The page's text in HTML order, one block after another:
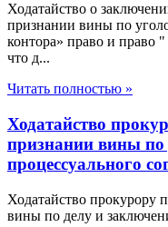
Ходатайство о
признании вины по
контора» право и право
что д...
Читать полностью »
Ходатайство
признании вины по
процессуального
Ходатайство прокурору
вины по делу и